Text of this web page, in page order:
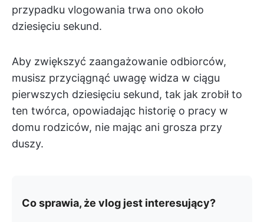
przypadku vlogowania trwa ono około
dziesięciu sekund.
Aby zwiększyć zaangażowanie odbiorców,
musisz przyciągnąć uwagę widza w ciągu
pierwszych dziesięciu sekund, tak jak zrobił to
ten twórca, opowiadając historię o pracy w
domu rodziców, nie mając ani grosza przy
duszy.
Co sprawia, że vlog jest interesujący?